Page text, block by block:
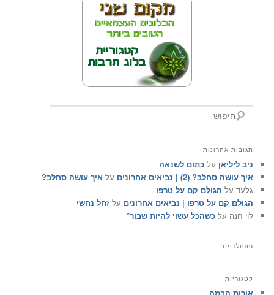
י
ותגובות אחרונות
ניב ליליאן עלכתום לשנאה
איך עושה סחלב? (2) | נביאים אחרונים
עלאיך עושה סחלב?
גלעד על הגולם קם על טרפו
הגולם קם על טרפו | נביאים אחרונים עלזחל נחשי
לוי חנה עלכשהכל עשוי להיות שבור*
פופולריים
קטגוריות
אורות הבמה